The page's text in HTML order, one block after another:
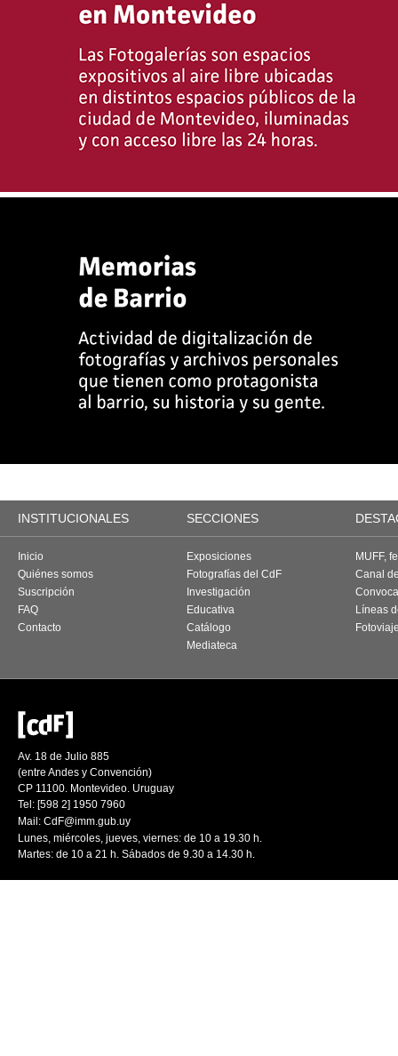
INSTITUCIONALES SECCIONES
Inicio
Quiénes somos
Suscripción
FAQ
Contacto
Exposiciones
Fotografías del CdF
Investigación
Educativa
Catálogo
Mediateca
MUFF,
Canal
Líneas
Av. 18 de Julio 885
(entre Andes y Convención)
CP 11100. Montevideo. Uruguay
Tel: [598 2] 1950 7960
Mail: CdF@imm.gub.uy
Lunes, miércoles, jueves, viernes: de 10 a 19.30 h.
Martes: de 10 a 21 h. Sábados de 9.30 a 14.30 h.